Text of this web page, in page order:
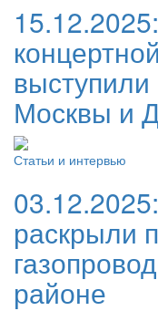
15.12.2025:
Москвы и
Статьи и интервью
03.12.2025:
раскрыли
районе